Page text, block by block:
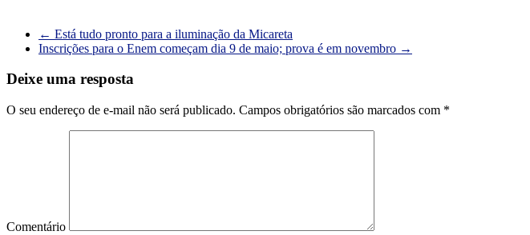
← Está tudo pronto para a iluminação da Micareta
Inscrições para o Enem começam dia 9 de maio; prova é em novembro →
Deixe uma resposta
O seu endereço de e-mail não será publicado. Campos obrigatórios são marcados com *
Comentário